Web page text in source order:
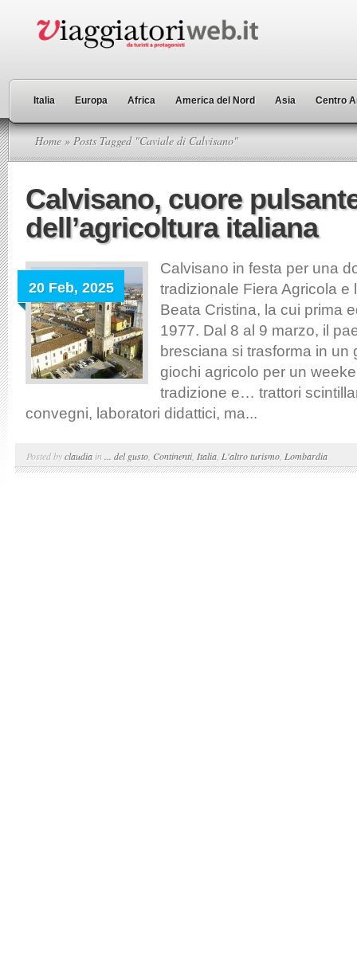
Italia Europa Africa America del Nord Asia Centro
Home » Posts Tagged "Caviale di Calvisano"
Calvisano, cuore
dell’agricoltura italiana
20 Feb, 2025
Calvisano in festa per una
tradizionale Fiera Agricola e
Beata Cristina, la cui prima
1977. Dal 8 al 9 marzo, il
bresciana si trasforma in un
giochi agricolo per un
tradizione e… trattori
convegni, laboratori didattici, ma...
Posted byclaudia in ... del gusto Continenti, Italia L'altro turismo Lombardia